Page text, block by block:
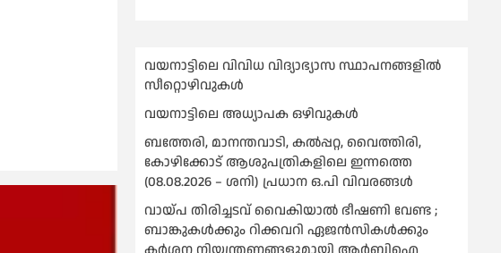
വയനാട്ടിലെ വിവിധ വിദ്യാഭ്യാസ സ്ഥാപനങ്ങളിൽ
സീറ്റൊഴിവുകൾ
വയനാട്ടിലെ അധ്യാപക ഒഴിവുകൾ
ബത്തേരി, മാനന്തവാടി, കൽപ്പറ്റ, വൈത്തിരി,
കോഴിക്കോട് ആശുപത്രികളിലെ ഇന്നത്തെ
(08.08.2026 – ശനി) പ്രധാന ഒ.പി വിവരങ്ങൾ
വായ്പ തിരിച്ചടവ് വൈകിയാല്‍ ഭീഷണി വേണ്ട ;
ബാങ്കുകള്‍ക്കും റിക്കവറി ഏജൻസികള്‍ക്കും